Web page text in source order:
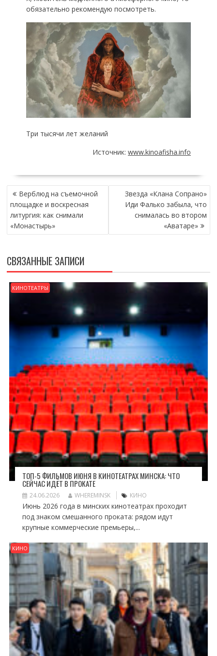
обязательно рекомендую посмотреть.
Три тысячи лет желаний
Источник:www.kinoafisha.info
НАВИГАЦИЯ
ПО
ЗАПИСЯМ
Верблюд на съемочной
площадке и воскресная
литургия: как снимали
«Монастырь»
Звезда «Клана Сопрано»
Иди Фалько забыла, что
снималась во втором
«Аватаре»
СВЯЗАННЫЕ ЗАПИСИ
КИНОТЕАТРЫ
ТОП-5 ФИЛЬМОВ ИЮНЯ В КИНОТЕАТРАХ МИНСКА: ЧТО
СЕЙЧАС ИДЁТ В ПРОКАТЕ
24.06.2026 WHEREMINSK КИНО
Июнь 2026 года в минских кинотеатрах проходит
под знаком смешанного проката: рядом идут
крупные коммерческие премьеры,...
КИНО